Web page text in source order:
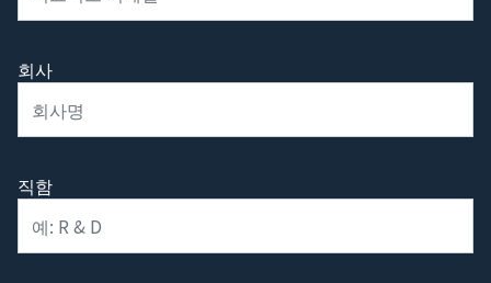
회사
직함